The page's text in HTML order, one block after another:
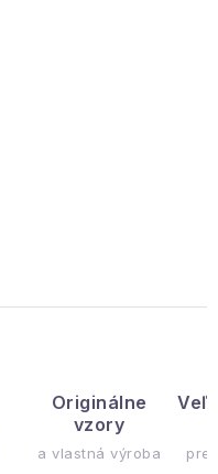
Originálne
vzory
a vlastná výroba pre